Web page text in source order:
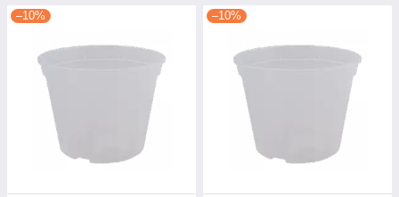
–10% –10%